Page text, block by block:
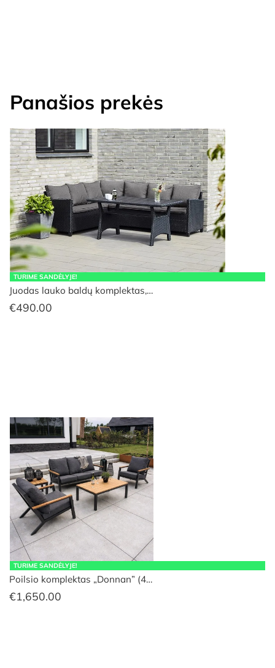
Panašios prekės
TURIME SANDĖLYJE!
Juodas lauko baldų komplektas,…
€490.00
TURIME SANDĖLYJE!
Poilsio komplektas „Donnan” (4…
€1,650.00